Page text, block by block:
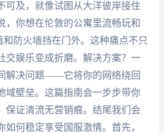
可及，就像试图从大洋彼岸接住
，你想在伦敦的公寓里流畅玩和
和防火墙挡在门外。这种痛点不只
交娱乐变成折磨。解决方案？一
解决问题——它将你的网络绕回
域壁垒。这篇指南会一步步带你
保证清流无营销痕。结尾我们会
如何稳定享受国服激情。首先，